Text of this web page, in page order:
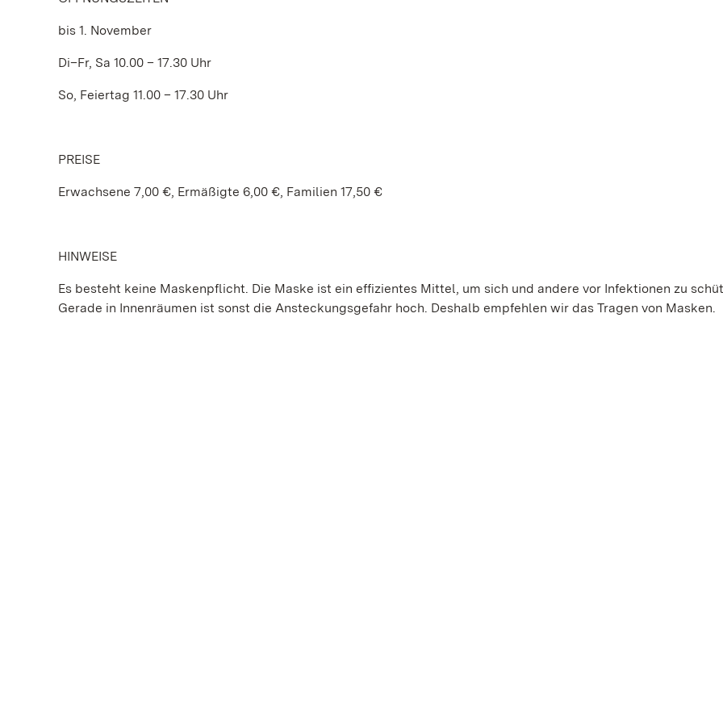
bis 1. November
Di–Fr, Sa 10.00 – 17.30 Uhr
So, Feiertag 11.00 – 17.30 Uhr
PREISE
Erwachsene 7,00 €, Ermäßigte 6,00 €, Familien 17,50 €
HINWEISE
Es besteht keine Maskenpflicht. Die Maske ist ein effizientes Mittel, um sich und andere vor Infektionen zu
Gerade in Innenräumen ist sonst die Ansteckungsgefahr hoch. Deshalb empfehlen wir das Tragen von Masken.